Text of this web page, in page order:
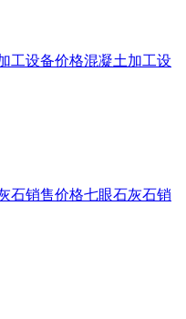
工设备价格混凝土加工设
石销售价格七眼石灰石销